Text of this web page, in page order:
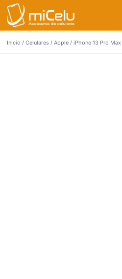
Inicio / Celulares / Apple / iPhone 13 Pro Max